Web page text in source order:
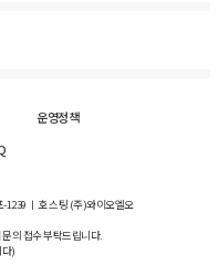
운영정책
1239 ㅣ 호스팅 (주)와이오엘오
의 접수 부탁드립니다.
)